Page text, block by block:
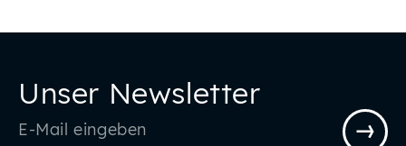
Unser Newsletter